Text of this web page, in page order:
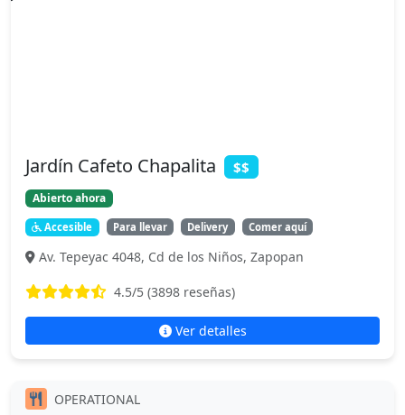
Jardín Cafeto Chapalita $$
Abierto ahora
Accesible Para llevar Delivery Comer aquí
Av. Tepeyac 4048, Cd de los Niños, Zapopan
4.5/5 (3898 reseñas)
Ver detalles
OPERATIONAL